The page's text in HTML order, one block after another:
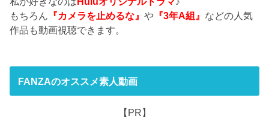
もちろん 『カメラを止めるな』や 『3年A組』 などの人気
作品も動画視聴できます。
FANZAのオススメ素人動画
【PR】